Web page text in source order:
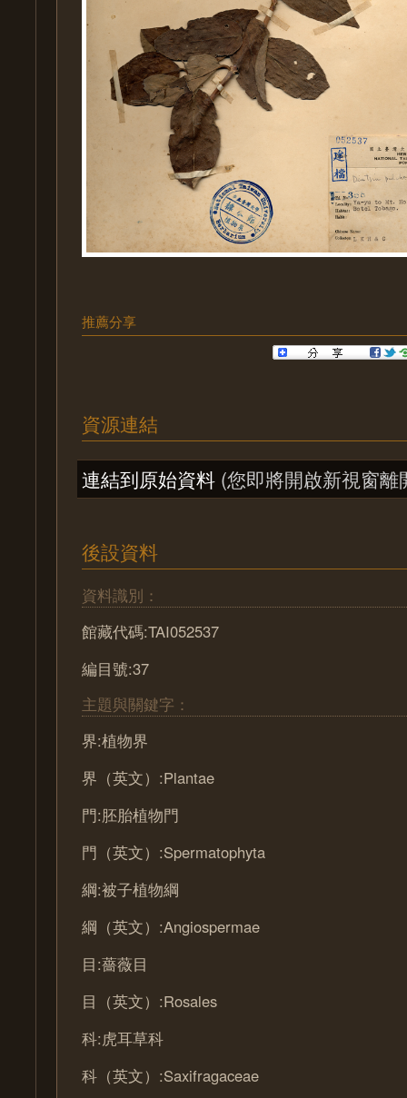
推薦分享
資源連結
連結到原始資料 (您即將開啟新視窗離
後設資料
資料識別：
館藏代碼:TAI052537
編目號:37
主題與關鍵字：
界:植物界
界（英文）:Plantae
門:胚胎植物門
門（英文）:Spermatophyta
綱:被子植物綱
綱（英文）:Angiospermae
目:薔薇目
目（英文）:Rosales
科:虎耳草科
科（英文）:Saxifragaceae